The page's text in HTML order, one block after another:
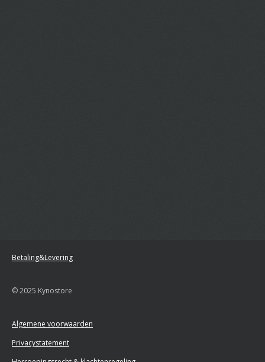
Betaling&Levering
© 2025 Kynostore
Algemene voorwaarden
Privacystatement